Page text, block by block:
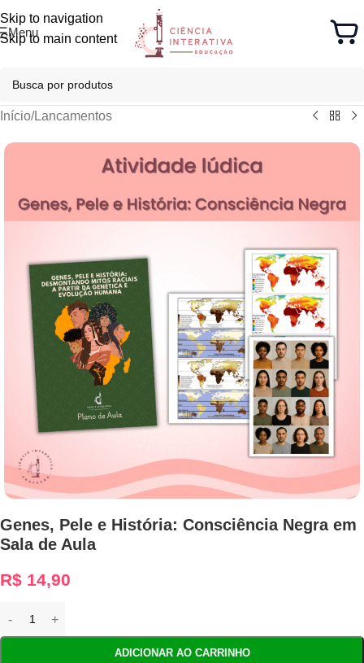
Skip to navigation
Skip to main content
Menu
Início/Lancamentos
Genes, Pele e História: Consciência Negra em
Sala de Aula
R$ 14,90
ADICIONAR AO CARRINHO